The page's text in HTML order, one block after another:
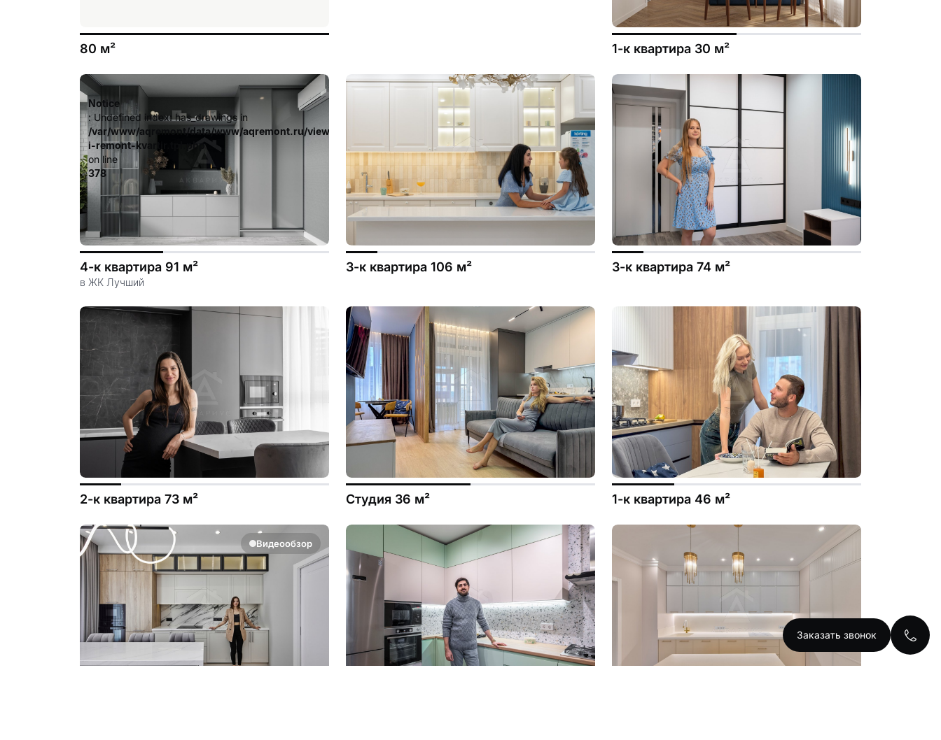
80 м² 1-к квартира 30 м²
Notice
: Undefined index: has_drawings in
/var/www/aqremont/data/www/aqremont.ru/view/templates_c/ca23d591d3fd8044c55329b97dcde4d44cdb3e9e.file.dizayn-
i-remont-kvartir.tpl.php
on line
378
4-к квартира 91 м²
в ЖК Лучший
3-к квартира 106 м² 3-к квартира 74 м²
2-к квартира 73 м² Студия 36 м² 1-к квартира 46 м²
Видеообзор
Заказать звонок